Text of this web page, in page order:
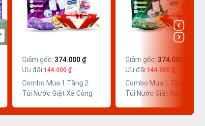
Giảm gốc: 374.000 ₫
Ưu đãi:144.000 ₫
Combo Mua 1 Tặng 2:
Túi Nước Giặt Xả Công
Tím 4,2KG (Tặng Xả Vải
Giảm gốc: 374.000 ₫
Ưu đãi:144.000 ₫
Combo Mua 1 Tặng 2:
Túi Nước Giặt Xả Công
Xanh Lá 4,2KG (Tặng Xả